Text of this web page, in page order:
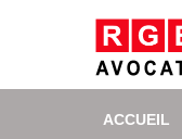
ACCUEIL